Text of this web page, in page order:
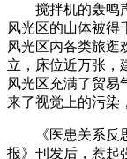
搅拌机的轰鸣声
风光区的山体被得
风光区内各类旅逛
立，床位近万张，
风光区充满了贸易
来了视觉上的污染
《医患关系反思
报》刊发后，惹起